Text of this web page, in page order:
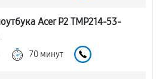
Acer P2 TMP214-53-
70 минут